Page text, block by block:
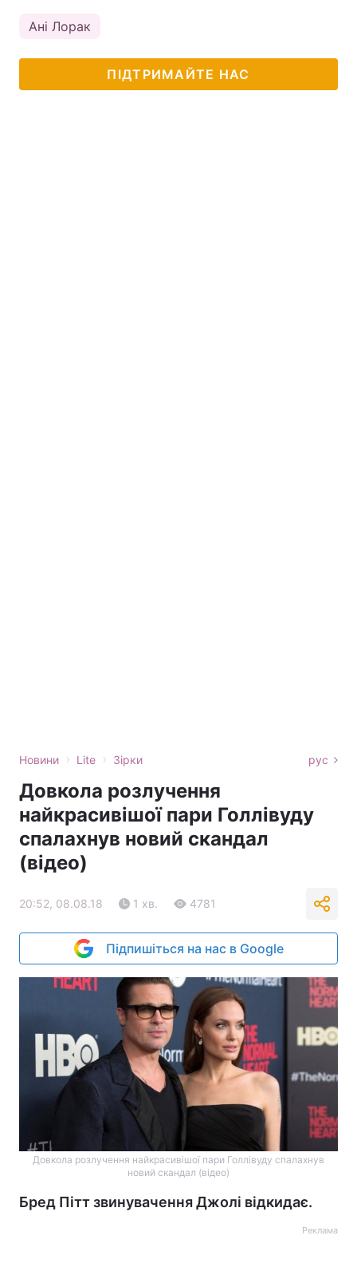
Ані Лорак
ПІДТРИМАЙТЕ НАС
Новини › Lite › Зірки рус
Довкола розлучення
найкрасивішої пари Голлівуду
спалахнув новий скандал
(відео)
20:52, 08.08.18 1 хв. 4781
Підпишіться на нас в Google
Довкола розлучення найкрасивішої пари Голлівуду спалахнув
новий скандал (відео)
Бред Пітт звинувачення Джолі відкидає.
Реклама